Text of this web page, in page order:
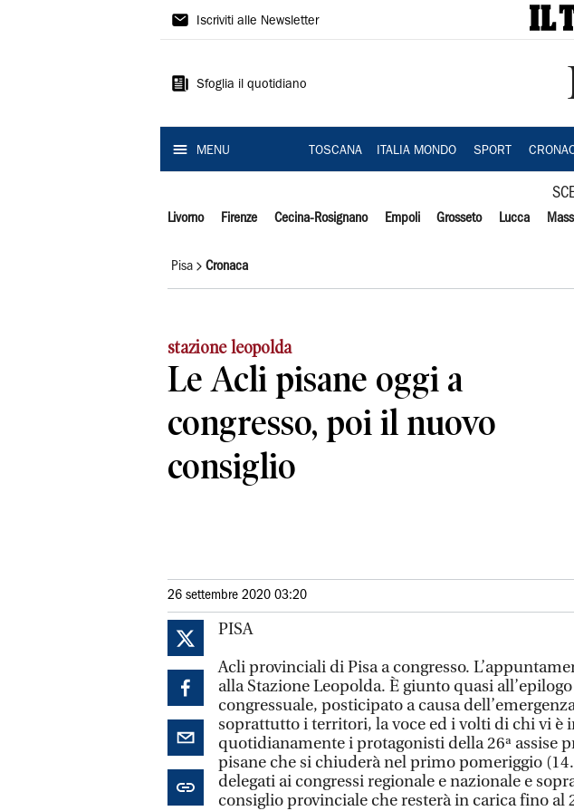
Il
Iscriviti alle Newsletter
Sfoglia il quotidiano
MENU TOSCANA ITALIA MONDO SPORT
Livorno Firenze Cecina-Rosignano Empoli Grosseto Lucca
Pisa Cronaca
stazione leopolda
Le Acli pisane oggi a
congresso, poi il nuovo
consiglio
26 settembre 2020 03:20
PISA
Acli provinciali di Pisa a congresso.
alla Stazione Leopolda. È giunto quasi
congressuale, posticipato a causa
soprattutto i territori, la voce ed i volti di chi vi è
quotidianamente i protagonisti della 26ª assise
pisane che si chiuderà nel primo pomeriggio
delegati ai congressi regionale e nazionale e
consiglio provinciale che resterà in carica fino al